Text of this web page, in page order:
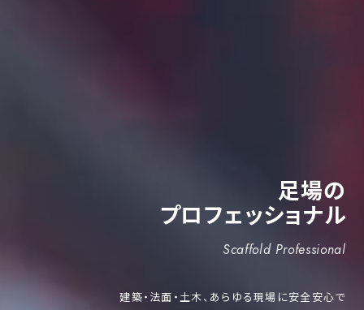
足場の
プロフェッショナル
Scaffold Professional
建築・法面・土木、あらゆる現場に安全安心で